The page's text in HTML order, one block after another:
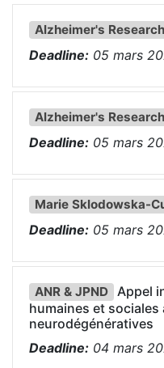
Alzheimer's
Deadline: 05 mars
Alzheimer's
Deadline: 05 mars
Marie Sklodowska-
Deadline: 05 mars
ANR & JPND Appel
humaines et sociales
neurodégénératives
Deadline: 04 mars